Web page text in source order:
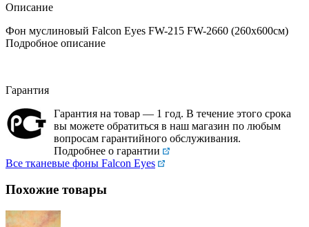
Описание
Фон муслиновый Falcon Eyes FW-215 FW-2660 (260x600см)
Подробное описание
Гарантия
Гарантия на товар — 1 год. В течение этого срока
вы можете обратиться в наш магазин по любым
вопросам гарантийного обслуживания.
Подробнее о гарантии
Все тканевые фоны Falcon Eyes
Похожие товары